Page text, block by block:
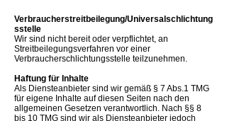
Verbraucherstreitbeilegung/Universalschlichtung
sstelle
Wir sind nicht bereit oder verpflichtet, an
Streitbeilegungsverfahren vor einer
Verbraucherschlichtungsstelle teilzunehmen.
​​Haftung für Inhalte
Als Diensteanbieter sind wir gemäß § 7 Abs.1 TMG
für eigene Inhalte auf diesen Seiten nach den
allgemeinen Gesetzen verantwortlich. Nach §§ 8
bis 10 TMG sind wir als Diensteanbieter jedoch